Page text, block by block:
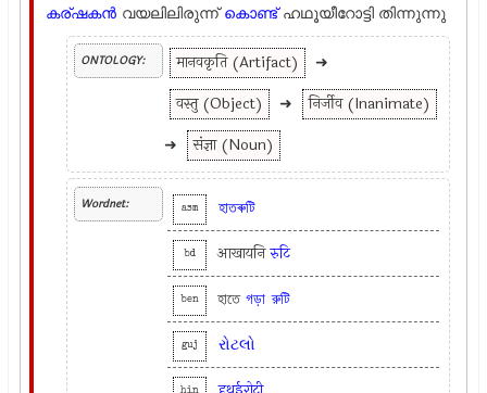
കര്ഷകന്‍ വയലിലിരുന്ന്കൊണ്ട്ഹഥൂയീറോട്ടി തിന്നുന്നു
ONTOLOGY: मानवकृति (Artifact)
➜
वस्तु (Object)
➜
निर्जीव (Inanimate)
➜
संज्ञा (Noun)
Wordnet: asm হাতৰুটি
bd आखायनिरुटि
ben হাতে গড়া রুটি
guj રોટલો